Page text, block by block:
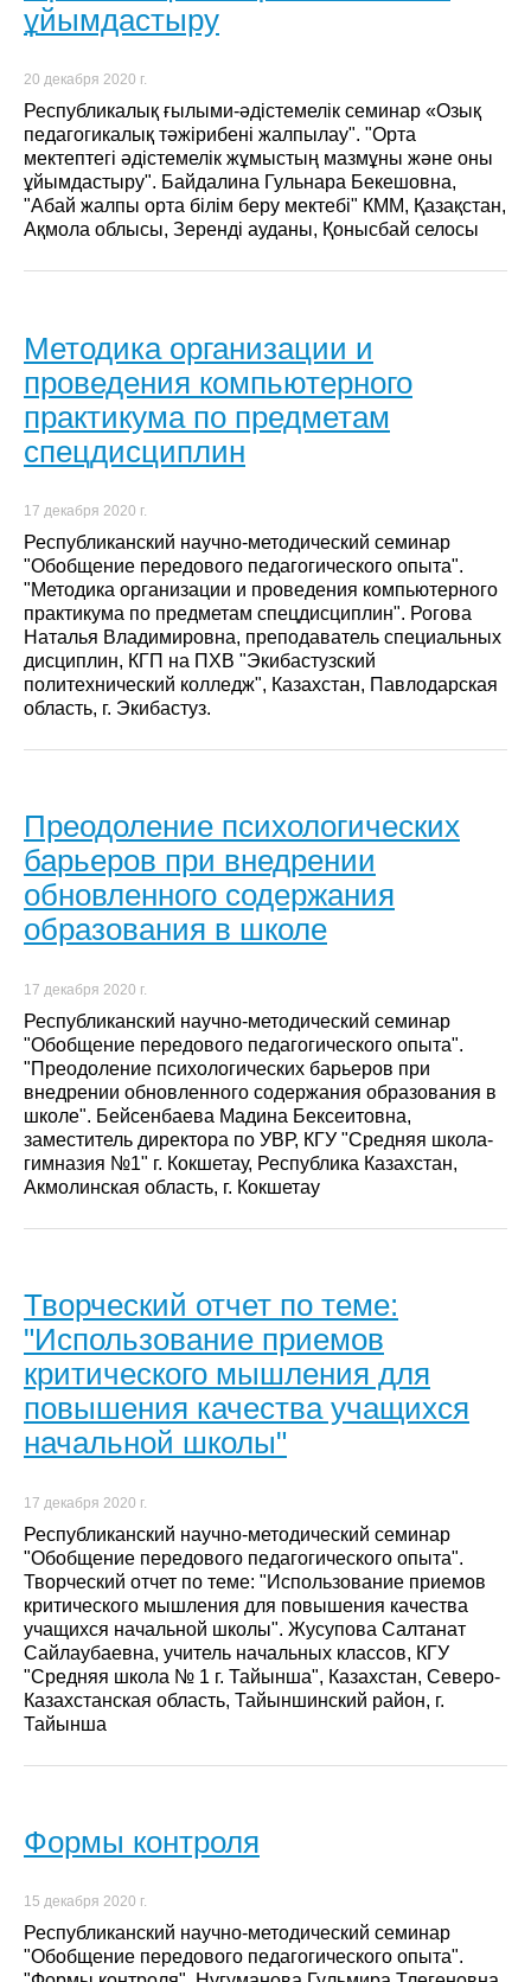
ұйымдастыру
20 декабря 2020 г.
Республикалық ғылыми-әдістемелік семинар «Озық
педагогикалық тәжірибені жалпылау". "Орта
мектептегі әдістемелік жұмыстың мазмұны және оны
ұйымдастыру". Байдалина Гульнара Бекешовна,
"Абай жалпы орта білім беру мектебі" КММ, Қазақстан,
Ақмола облысы, Зеренді ауданы, Қонысбай селосы
Методика организации и
проведения компьютерного
практикума по предметам
спецдисциплин
17 декабря 2020 г.
Республиканский научно-методический семинар
"Обобщение передового педагогического опыта".
"Методика организации и проведения компьютерного
практикума по предметам спецдисциплин". Рогова
Наталья Владимировна, преподаватель специальных
дисциплин, КГП на ПХВ "Экибастузский
политехнический колледж", Казахстан, Павлодарская
область, г. Экибастуз.
Преодоление психологических
барьеров при внедрении
обновленного содержания
образования в школе
17 декабря 2020 г.
Республиканский научно-методический семинар
"Обобщение передового педагогического опыта".
"Преодоление психологических барьеров при
внедрении обновленного содержания образования в
школе". Бейсенбаева Мадина Бексеитовна,
заместитель директора по УВР, КГУ "Средняя школа-
гимназия №1" г. Кокшетау, Республика Казахстан,
Акмолинская область, г. Кокшетау
Творческий отчет по теме:
"Использование приемов
критического мышления для
повышения качества учащихся
начальной школы"
17 декабря 2020 г.
Республиканский научно-методический семинар
"Обобщение передового педагогического опыта".
Творческий отчет по теме: "Использование приемов
критического мышления для повышения качества
учащихся начальной школы". Жусупова Салтанат
Сайлаубаевна, учитель начальных классов, КГУ
"Средняя школа № 1 г. Тайынша", Казахстан, Северо-
Казахстанская область, Тайыншинский район, г.
Тайынша
Формы контроля
15 декабря 2020 г.
Республиканский научно-методический семинар
"Обобщение передового педагогического опыта".